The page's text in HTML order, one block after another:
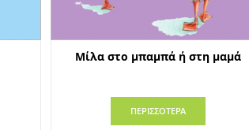
Mίλα στο μπαμπά ή στη μαμά
ΠΕΡΙΣΣΟΤΕΡΑ